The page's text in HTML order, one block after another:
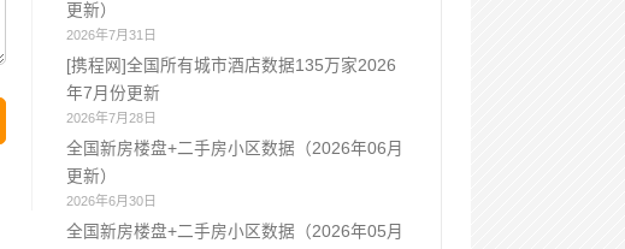
更新）
2026年7月31日
[携程网]全国所有城市酒店数据135万家2026
年7月份更新
2026年7月28日
全国新房楼盘+二手房小区数据（2026年06月
更新）
2026年6月30日
全国新房楼盘+二手房小区数据（2026年05月